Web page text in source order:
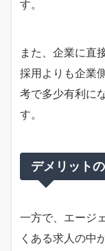
す。
また、企業に直
採用よりも企業
考で多少有利に
す。
デメリット
一方で、エージ
くある求人の中